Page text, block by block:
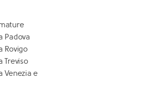
Padova
Rovigo
Treviso
Venezia e